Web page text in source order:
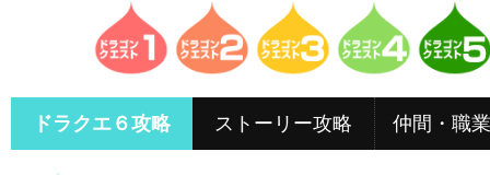
ドラクエ６攻略 ストーリー攻略 仲間・職業